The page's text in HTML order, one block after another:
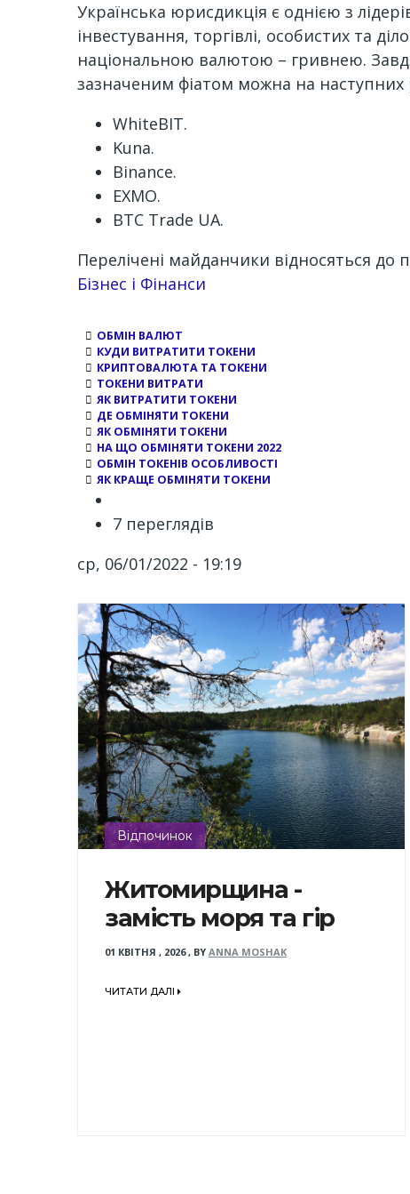
Українська юрисдикція є однією з
інвестування, торгівлі, особистих та
національною валютою – гривнею.
зазначеним фіатом можна на наступних
WhiteBIT.
Kuna.
Binance.
EXMO.
BTC Trade UA.
Перелічені майданчики відносяться до
Channel
Бізнес і Фінанси
ОБМІН ВАЛЮТ
КУДИ ВИТРАТИТИ ТОКЕНИ
КРИПТОВАЛЮТА ТА ТОКЕНИ
ТОКЕНИ ВИТРАТИ
ЯК ВИТРАТИТИ ТОКЕНИ
ДЕ ОБМІНЯТИ ТОКЕНИ
ЯК ОБМІНЯТИ ТОКЕНИ
НА ЩО ОБМІНЯТИ ТОКЕНИ 2022
ОБМІН ТОКЕНІВ ОСОБЛИВОСТІ
ЯК КРАЩЕ ОБМІНЯТИ ТОКЕНИ
7 переглядів
ср, 06/01/2022 - 19:19
Відпочинок
Житомирщина -
замість моря та гір
01 КВІТНЯ , 2026, BY ANNA MOSHAK
ЧИТАТИ ДАЛІ